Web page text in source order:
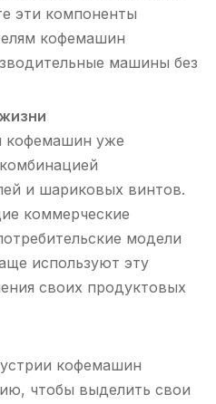
эти компоненты
кофемашин
машины без
кофемашин уже
и шариковых винтов.
коммерческие
модели
используют эту
своих продуктовых
кофемашин
чтобы выделить свои